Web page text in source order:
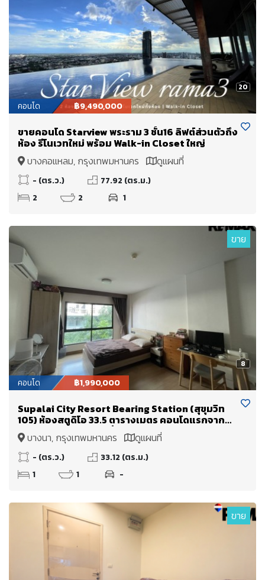
20
คอนโด ฿9,490,000
ขายคอนโด Starview พระราม 3 ชั้น16 ลิฟต์ส่วนตัวถึง
ห้อง รีโนเวทใหม่ พร้อม Walk-in Closet ใหญ่
บางคอแหลม, กรุงเทพมหานคร
ดูแผนที่
- (ตร.ว.)
77.92 (ตร.ม.)
2
2 1
8
ขาย
คอนโด ฿1,990,000
Supalai City Resort Bearing Station (สุขุมวิท
105) ห้องสตูดิโอ 33.5 ตารางเมตร คอนโดแรกจาก
ปากซอย!! ลงBTS แบริ่งถึงซอยเลย
บางนา, กรุงเทพมหานคร ดูแผนที่
- (ตร.ว.)
33.12 (ตร.ม.)
1
1 -
ขาย